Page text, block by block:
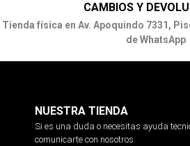
CAMBIOS Y
Tienda física en Av. Apoquindo 7331,
de WhatsApp
NUESTRA TIENDA
Si es una duda o necesitas ayuda
comunicarte con nosotros